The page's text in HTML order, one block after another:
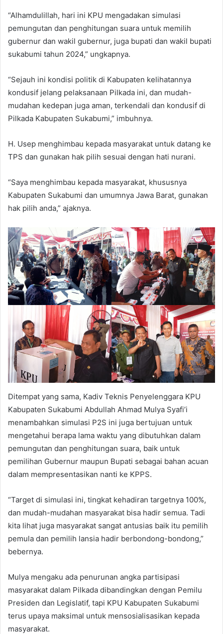
“Alhamdulillah, hari ini KPU mengadakan simulasi
pemungutan dan penghitungan suara untuk memilih
gubernur dan wakil gubernur, juga bupati dan wakil bupati
sukabumi tahun 2024,” ungkapnya.
“Sejauh ini kondisi politik di Kabupaten kelihatannya
kondusif jelang pelaksanaan Pilkada ini, dan mudah-
mudahan kedepan juga aman, terkendali dan kondusif di
Pilkada Kabupaten Sukabumi,” imbuhnya.
H. Usep menghimbau kepada masyarakat untuk datang ke
TPS dan gunakan hak pilih sesuai dengan hati nurani.
“Saya menghimbau kepada masyarakat, khususnya
Kabupaten Sukabumi dan umumnya Jawa Barat, gunakan
hak pilih anda,” ajaknya.
Ditempat yang sama, Kadiv Teknis Penyelenggara KPU
Kabupaten Sukabumi Abdullah Ahmad Mulya Syafi’i
menambahkan simulasi P2S ini juga bertujuan untuk
mengetahui berapa lama waktu yang dibutuhkan dalam
pemungutan dan penghitungan suara, baik untuk
pemilihan Gubernur maupun Bupati sebagai bahan acuan
dalam mempresentasikan nanti ke KPPS.
“Target di simulasi ini, tingkat kehadiran targetnya 100%,
dan mudah-mudahan masyarakat bisa hadir semua. Tadi
kita lihat juga masyarakat sangat antusias baik itu pemilih
pemula dan pemilih lansia hadir berbondong-bondong,”
bebernya.
Mulya mengaku ada penurunan angka partisipasi
masyarakat dalam Pilkada dibandingkan dengan Pemilu
Presiden dan Legislatif, tapi KPU Kabupaten Sukabumi
terus upaya maksimal untuk mensosialisasikan kepada
masyarakat.